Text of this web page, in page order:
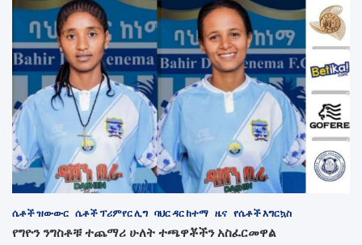
ሴቶች ዝውውር ሴቶች ፕሪምየር ሊግ ባህር ዳር ከተማ ዜና የሴቶች እግርኳስ
የግዮን ንግስቶቹ ተጨማሪ ሁለት ተጫዋቾችን አስፈርመዋል